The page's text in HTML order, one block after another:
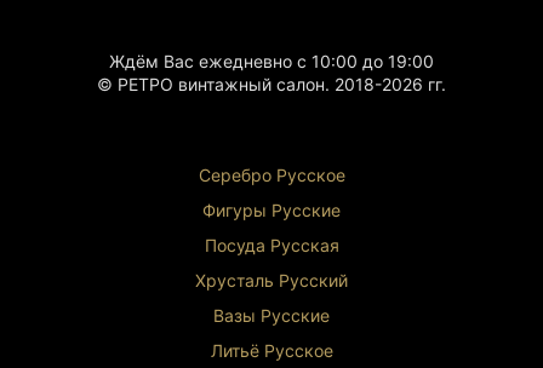
Ждём Вас ежедневно с 10:00 до 19:00
© РЕТРО винтажный салон. 2018-2026 гг.
Серебро Русское
Фигуры Русские
Посуда Русская
Хрусталь Русский
Вазы Русские
Литьё Русское